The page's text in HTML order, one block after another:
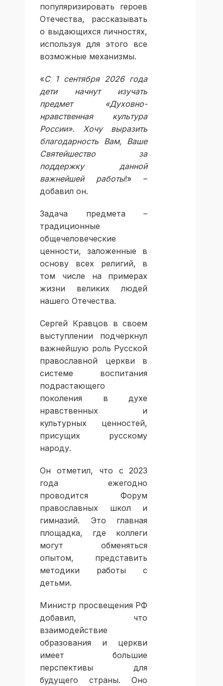
популяризировать героев
Отечества, рассказывать
о выдающихся личностях,
используя для этого все
возможные механизмы.
«С 1 сентября 2026 года
дети начнут изучать
предмет «Духовно-
нравственная культура
России». Хочу выразить
благодарность Вам, Ваше
Святейшество за
поддержку данной
важнейшей работы!» –
добавил он.
Задача предмета –
традиционные
общечеловеческие
ценности, заложенные в
основу всех религий, в
том числе на примерах
жизни великих людей
нашего Отечества.
Сергей Кравцов в своем
выступлении подчеркнул
важнейшую роль Русской
православной церкви в
системе воспитания
подрастающего
поколения в духе
нравственных и
культурных ценностей,
присущих русскому
народу.
Он отметил, что с 2023
года ежегодно
проводится Форум
православных школ и
гимназий. Это главная
площадка, где коллеги
могут обменяться
опытом, представить
методики работы с
детьми.
Министр просвещения РФ
добавил, что
взаимодействие
образования и церкви
имеет большие
перспективы для
будущего страны. Оно